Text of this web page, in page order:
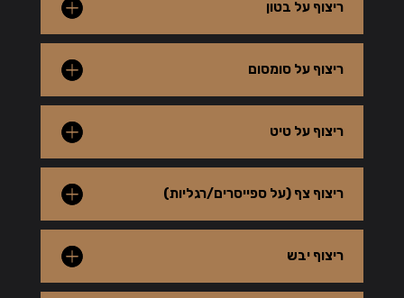
ריצוף על בטון
ריצוף על סומסום
ריצוף על טיט
ריצוף צף (על ספייסרים/רגליות)
ריצוף יבש